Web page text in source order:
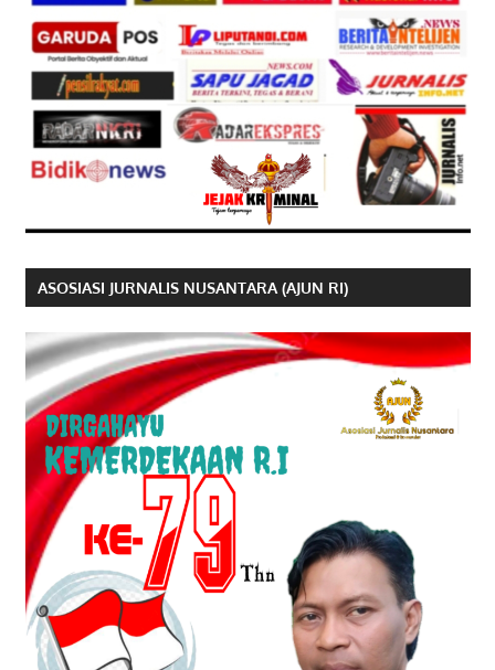
ASOSIASI JURNALIS NUSANTARA (AJUN RI)